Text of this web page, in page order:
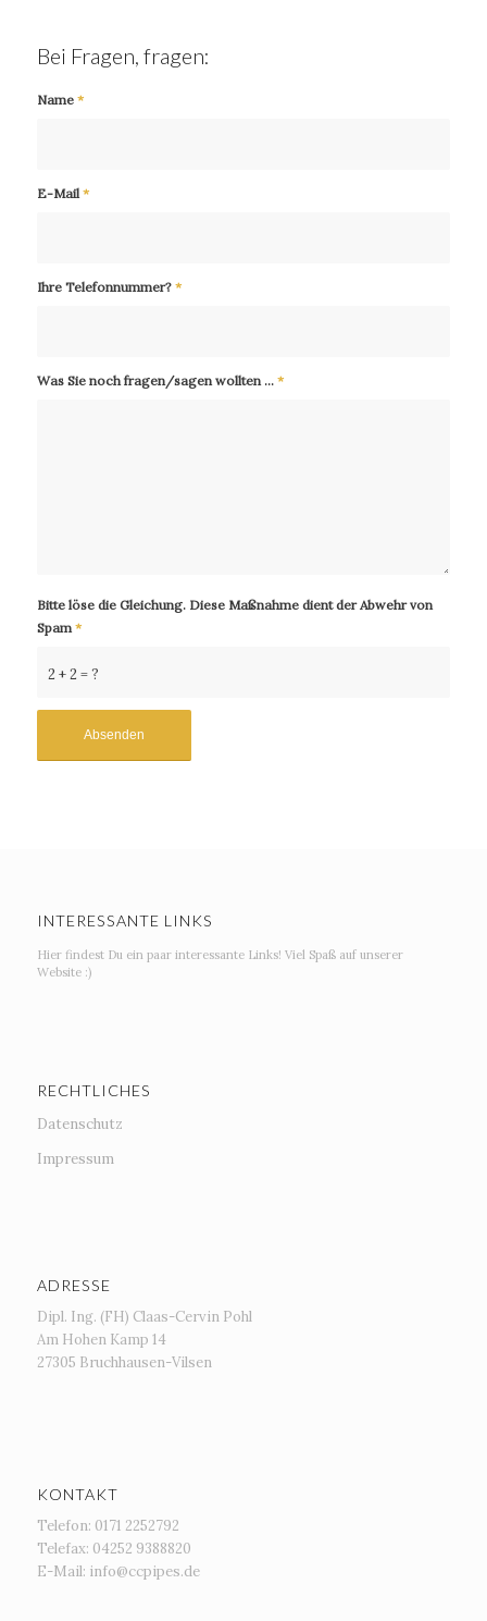
Bei Fragen, fragen:
Name *
E-Mail*
Ihre Telefonnummer? *
Was Sie noch fragen/sagen wollten ... *
2 + 2 = ?
Bitte löse die Gleichung. Diese Maßnahme dient der Abwehr von
Spam*
INTERESSANTE LINKS
Hier findest Du ein paar interessante Links! Viel Spaß auf unserer
Website :)
RECHTLICHES
Datenschutz
Impressum
ADRESSE
Dipl. Ing. (FH) Claas-Cervin Pohl
Am Hohen Kamp 14
27305 Bruchhausen-Vilsen
KONTAKT
Telefon: 0171 2252792
Telefax: 04252 9388820
E-Mail: info@ccpipes.de